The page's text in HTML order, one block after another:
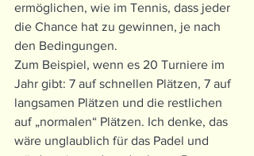
ermöglichen, wie im Tennis, dass jeder
die Chance hat zu gewinnen, je nach
den Bedingungen.
Zum Beispiel, wenn es 20 Turniere im
Jahr gibt: 7 auf schnellen Plätzen, 7 auf
langsamen Plätzen und die restlichen
auf „normalen“ Plätzen. Ich denke, das
wäre unglaublich für das Padel und